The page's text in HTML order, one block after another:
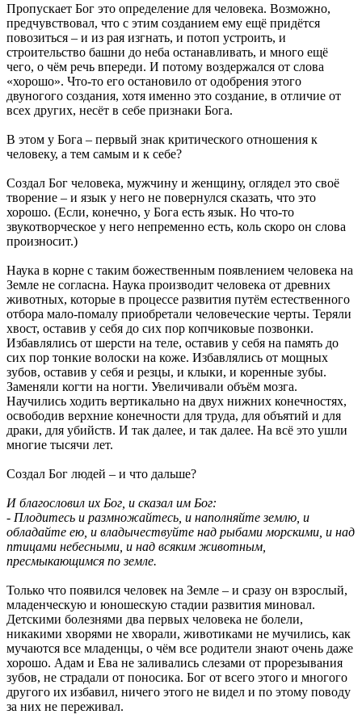
Пропускает Бог это определение для человека. Возможно,
предчувствовал, что с этим созданием ему ещё придётся
повозиться – и из рая изгнать, и потоп устроить, и
строительство башни до неба останавливать, и много ещё
чего, о чём речь впереди. И потому воздержался от слова
«хорошо». Что-то его остановило от одобрения этого
двуногого создания, хотя именно это создание, в отличие от
всех других, несёт в себе признаки Бога.
В этом у Бога – первый знак критического отношения к
человеку, а тем самым и к себе?
Создал Бог человека, мужчину и женщину, оглядел это своё
творение – и язык у него не повернулся сказать, что это
хорошо. (Если, конечно, у Бога есть язык. Но что-то
звукотворческое у него непременно есть, коль скоро он слова
произносит.)
Наука в корне с таким божественным появлением человека на
Земле не согласна. Наука производит человека от древних
животных, которые в процессе развития путём естественного
отбора мало-помалу приобретали человеческие черты. Теряли
хвост, оставив у себя до сих пор копчиковые позвонки.
Избавлялись от шерсти на теле, оставив у себя на память до
сих пор тонкие волоски на коже. Избавлялись от мощных
зубов, оставив у себя и резцы, и клыки, и коренные зубы.
Заменяли когти на ногти. Увеличивали объём мозга.
Научились ходить вертикально на двух нижних конечностях,
освободив верхние конечности для труда, для объятий и для
драки, для убийств. И так далее, и так далее. На всё это ушли
многие тысячи лет.
Создал Бог людей – и что дальше?
И благословил их Бог, и сказал им Бог:
- Плодитесь и размножайтесь, и наполняйте землю, и
обладайте ею, и владычествуйте над рыбами морскими, и над
птицами небесными, и над всяким животным,
пресмыкающимся по земле.
Только что появился человек на Земле – и сразу он взрослый,
младенческую и юношескую стадии развития миновал.
Детскими болезнями два первых человека не болели,
никакими хворями не хворали, животиками не мучились, как
мучаются все младенцы, о чём все родители знают очень даже
хорошо. Адам и Ева не заливались слезами от прорезывания
зубов, не страдали от поносика. Бог от всего этого и многого
другого их избавил, ничего этого не видел и по этому поводу
за них не переживал.